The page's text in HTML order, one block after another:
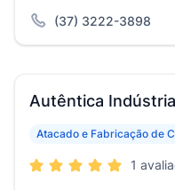
(37) 3222-3898
Autêntica
Atacado e Fabricação de
1